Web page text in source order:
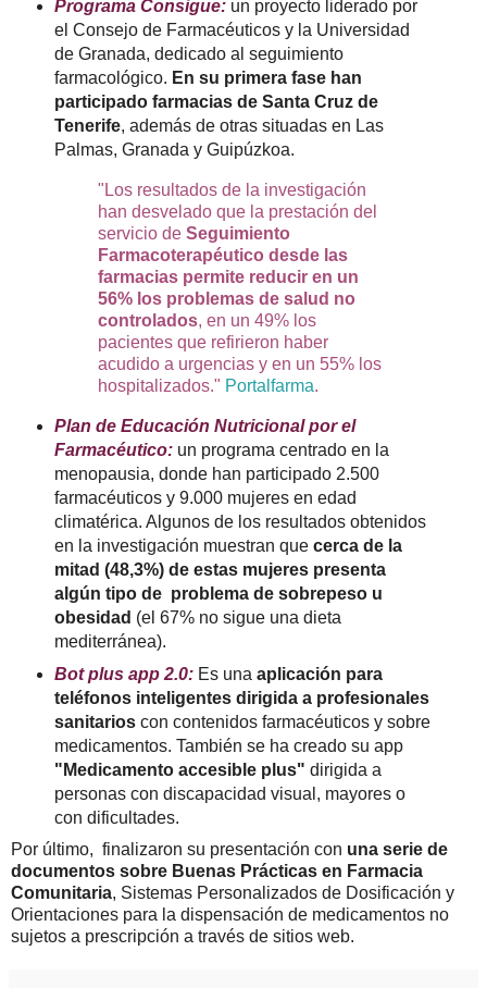
Programa Consigue: un proyecto liderado por
el Consejo de Farmacéuticos y la Universidad
de Granada, dedicado al seguimiento
farmacológico. En su primera fase han
participado farmacias de Santa Cruz de
Tenerife, además de otras situadas en Las
Palmas, Granada y Guipúzkoa.
"Los resultados de la investigación
han desvelado que la prestación del
servicio de Seguimiento
Farmacoterapéutico desde las
farmacias permite reducir en un
56% los problemas de salud no
controlados, en un 49% los
pacientes que refirieron haber
acudido a urgencias y en un 55% los
hospitalizados." Portalfarma.
Plan de Educación Nutricional por el
Farmacéutico: un programa centrado en la
menopausia, donde han participado 2.500
farmacéuticos y 9.000 mujeres en edad
climatérica. Algunos de los resultados obtenidos
en la investigación muestran que cerca de la
mitad (48,3%) de estas mujeres presenta
algún tipo de problema de sobrepeso u
obesidad (el 67% no sigue una dieta
mediterránea).
Bot plus app 2.0: Es una aplicación para
teléfonos inteligentes dirigida a profesionales
sanitarios con contenidos farmacéuticos y sobre
medicamentos. También se ha creado su app
"Medicamento accesible plus" dirigida a
personas con discapacidad visual, mayores o
con dificultades.
Por último, finalizaron su presentación con una serie de
documentos sobre Buenas Prácticas en Farmacia
Comunitaria, Sistemas Personalizados de Dosificación y
Orientaciones para la dispensación de medicamentos no
sujetos a prescripción a través de sitios web.